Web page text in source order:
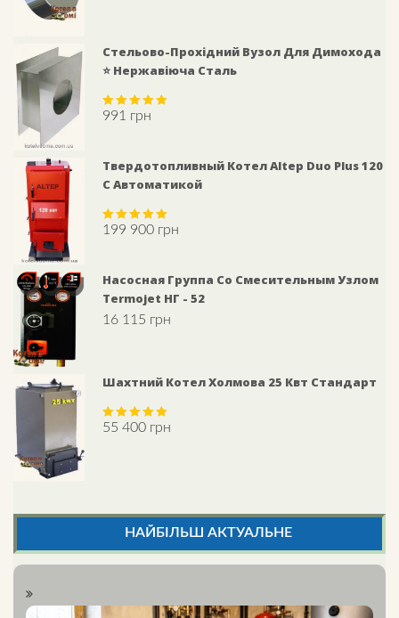
Стельово-Прохідний Вузол Для Димохода
⭐ Нержавіюча Сталь
Rated5.00
out of 5
991 грн
Твердотопливный Котел Altep Duo Plus 120
С Автоматикой
Rated5.00
199 900 грн
Насосная Группа Со Смесительным Узлом
Termojet НГ - 52
16 115 грн
Шахтний Котел Холмова 25 Квт Стандарт
Rated5.00
55 400 грн
НАЙБІЛЬШ АКТУАЛЬНЕ